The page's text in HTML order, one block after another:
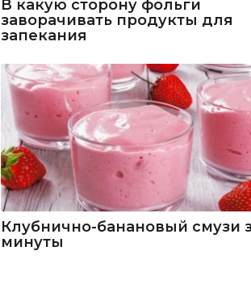
В какую сторону фольги
заворачивать продукты для
запекания
Клубнично-банановый смузи
минуты